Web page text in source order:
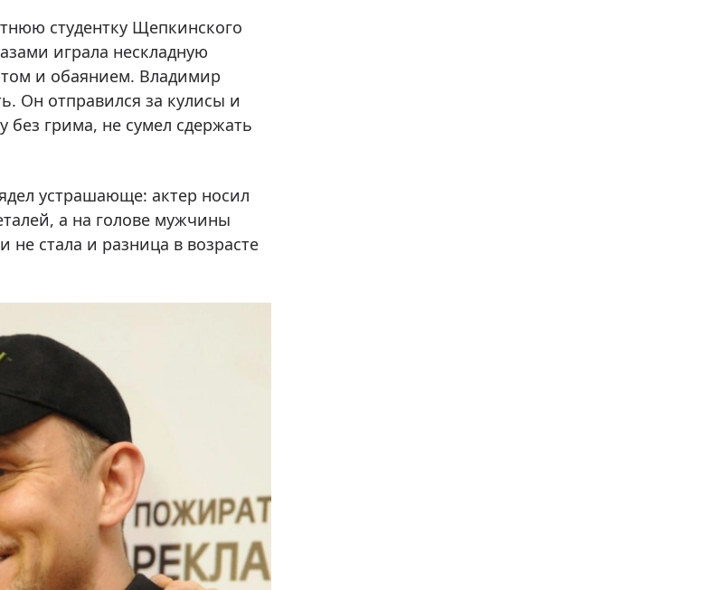
студентку Щепкинского
играла нескладную
и обаянием. Владимир
Он отправился за кулисы и
без грима, не сумел сдержать
устрашающе: актер носил
а на голове мужчины
стала и разница в возрасте